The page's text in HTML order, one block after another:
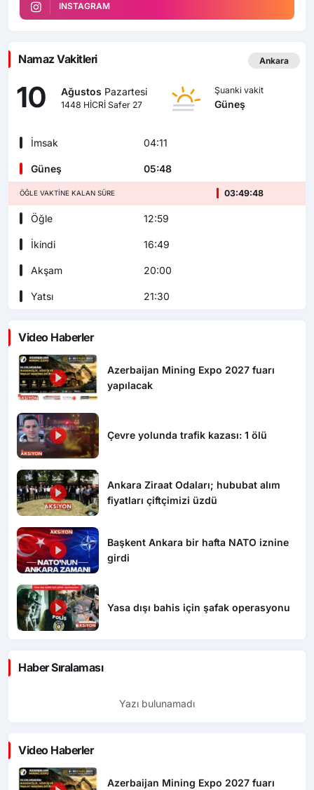
INSTAGRAM
Namaz Vakitleri Ankara
10 Ağustos Pazartesi
1448 HİCRİ Safer 27
Şuanki vakit
Güneş
İmsak 04:11
Güneş 05:48
ÖĞLE VAKTINE KALAN SÜRE 03:49:46
Öğle 12:59
İkindi 16:49
Akşam 20:00
Yatsı 21:30
Video Haberler
Azerbaijan Mining Expo 2027 fuarı
yapılacak
Çevre yolunda trafik kazası: 1 ölü
Ankara Ziraat Odaları; hububat alım
fiyatları çiftçimizi üzdü
Başkent Ankara bir hafta NATO iznine
girdi
Yasa dışı bahis için şafak operasyonu
Haber Sıralaması
Yazı bulunamadı
Video Haberler
Azerbaijan Mining Expo 2027 fuarı